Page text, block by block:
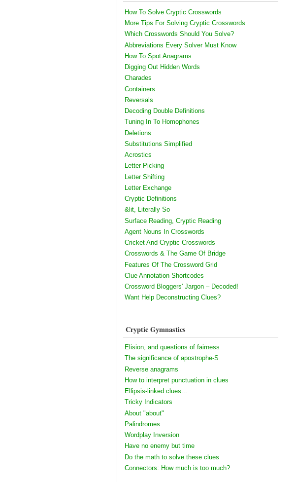
How To Solve Cryptic Crosswords
More Tips For Solving Cryptic Crosswords
Which Crosswords Should You Solve?
Abbreviations Every Solver Must Know
How To Spot Anagrams
Digging Out Hidden Words
Charades
Containers
Reversals
Decoding Double Definitions
Tuning In To Homophones
Deletions
Substitutions Simplified
Acrostics
Letter Picking
Letter Shifting
Letter Exchange
Cryptic Definitions
&lit, Literally So
Surface Reading, Cryptic Reading
Agent Nouns In Crosswords
Cricket And Cryptic Crosswords
Crosswords & The Game Of Bridge
Features Of The Crossword Grid
Clue Annotation Shortcodes
Crossword Bloggers' Jargon – Decoded!
Want Help Deconstructing Clues?
Cryptic Gymnastics
Elision, and questions of fairness
The significance of apostrophe-S
Reverse anagrams
How to interpret punctuation in clues
Ellipsis-linked clues...
Tricky Indicators
About "about"
Palindromes
Wordplay Inversion
Have no enemy but time
Do the math to solve these clues
Connectors: How much is too much?